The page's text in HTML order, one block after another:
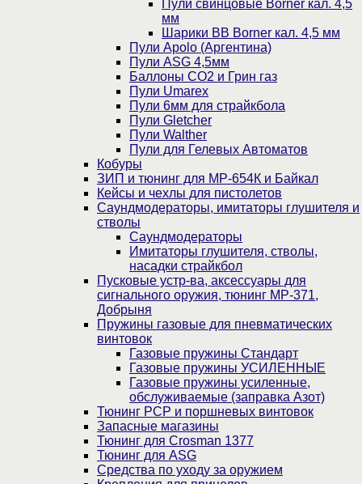
Пули свинцовые Borner кал. 4,5
мм
Шарики BB Borner кал. 4,5 мм
Пули Apolo (Аргентина)
Пули ASG 4,5мм
Баллоны CO2 и Грин газ
Пули Umarex
Пули 6мм для страйкбола
Пули Gletcher
Пули Walther
Пули для Гелевых Автоматов
Кобуры
ЗИП и тюнинг для МР-654К и Байкал
Кейсы и чехлы для пистолетов
Саундмодераторы, имитаторы глушителя и
стволы
Саундмодераторы
Имитаторы глушителя, стволы,
насадки страйкбол
Пусковые устр-ва, аксессуары для
сигнального оружия, тюнинг МР-371,
Добрыня
Пружины газовые для пневматических
винтовок
Газовые пружины Стандарт
Газовые пружины УСИЛЕННЫЕ
Газовые пружины усиленные,
обслуживаемые (заправка Азот)
Тюнинг PCP и поршневых винтовок
Запасные магазины
Тюнинг для Crosman 1377
Тюнинг для ASG
Средства по уходу за оружием